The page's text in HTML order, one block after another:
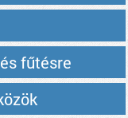
fűtésre